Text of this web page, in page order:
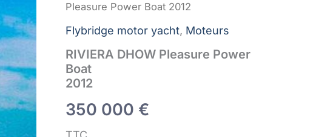
Pleasure Power Boat 2012
Flybridge motor yacht, Moteurs
RIVIERA DHOW Pleasure Power
Boat
2012
350 000 €